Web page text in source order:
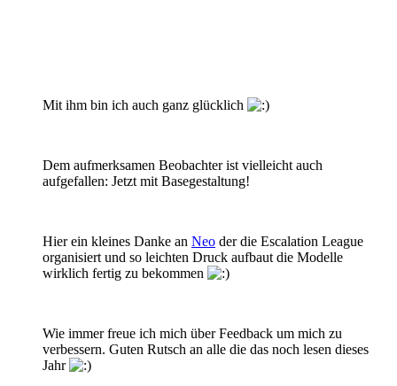
Mit ihm bin ich auch ganz glücklich
Dem aufmerksamen Beobachter ist vielleicht auch
aufgefallen: Jetzt mit Basegestaltung!
Hier ein kleines Danke an Neo der die Escalation League
organisiert und so leichten Druck aufbaut die Modelle
wirklich fertig zu bekommen
Wie immer freue ich mich über Feedback um mich zu
verbessern. Guten Rutsch an alle die das noch lesen dieses
Jahr